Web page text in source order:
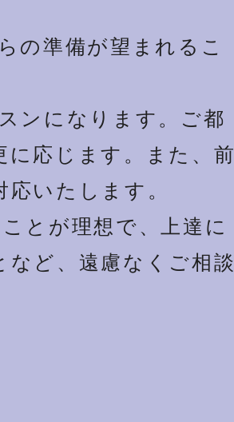
の準備が望まれるこ
ンになります。ご都
応じます。また、前
いたします。
とが理想で、上達に
ど、遠慮なくご相談